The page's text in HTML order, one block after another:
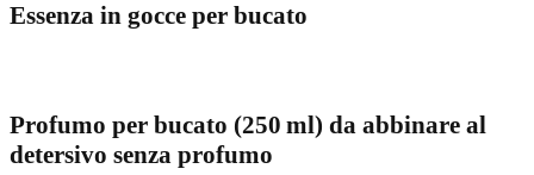
Essenza in gocce per bucato
Profumo per bucato (250 ml) da abbinare al
detersivo senza profumo